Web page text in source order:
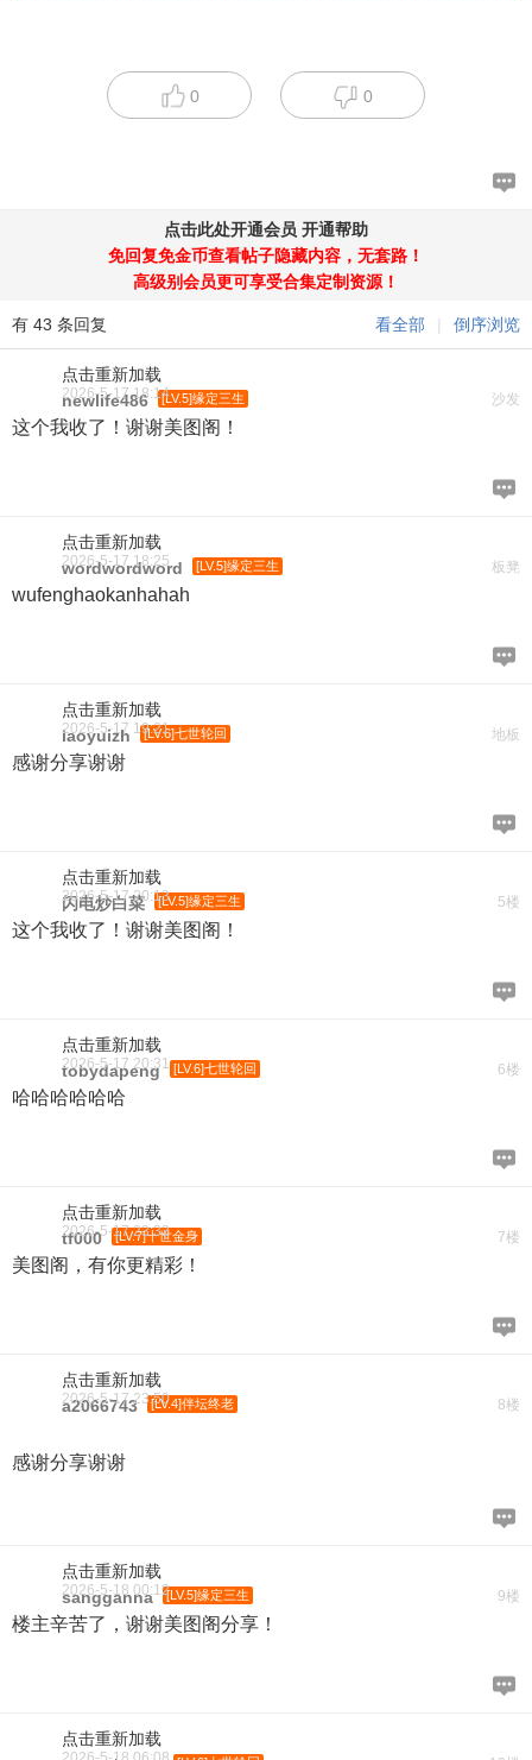
0 0
点击此处开通会员 开通帮助
免回复免金币查看帖子隐藏内容，无套路！
高级别会员更可享受合集定制资源！
看全部 | 倒序浏览
有 43 条回复
点击重新加载
沙发
newlife486 [LV.5]缘定三生
2026-5-17 18:14
这个我收了！谢谢美图阁！
点击重新加载
板凳
wordwordword [LV.5]缘定三生
2026-5-17 18:25
wufenghaokanhahah
点击重新加载
地板
laoyuizh [LV.6]七世轮回
2026-5-17 19:21
感谢分享谢谢
点击重新加载
5楼
闪电炒白菜 [LV.5]缘定三生
2026-5-17 20:13
这个我收了！谢谢美图阁！
点击重新加载
6楼
tobydapeng [LV.6]七世轮回
2026-5-17 20:31
哈哈哈哈哈哈
点击重新加载
7楼
tf000 [LV.7]十世金身
2026-5-17 23:32
美图阁，有你更精彩！
点击重新加载
8楼
a2066743 [LV.4]伴坛终老
2026-5-17 23:50
感谢分享谢谢
点击重新加载
9楼
sangganna [LV.5]缘定三生
2026-5-18 00:12
楼主辛苦了，谢谢美图阁分享！
点击重新加载